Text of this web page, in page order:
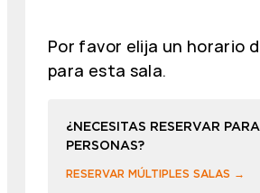
Por favor elija un horario
para esta sala.
¿NECESITAS RESERVAR
PERSONAS?
RESERVAR MÚLTIPLES SALAS →